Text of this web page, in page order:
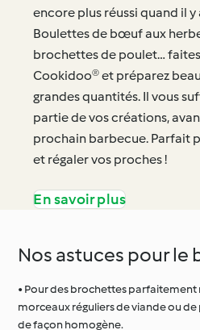
encore plus réussi quand il
Boulettes de bœuf aux
brochettes de poulet…
Cookidoo® et préparez
grandes quantités. Il vous
partie de vos créations,
prochain barbecue. Parfait
et régaler vos proches !
En savoir plus
Nos astuces pour le
• Pour des brochettes parfaitement
morceaux réguliers de viande ou de
de façon homogène.